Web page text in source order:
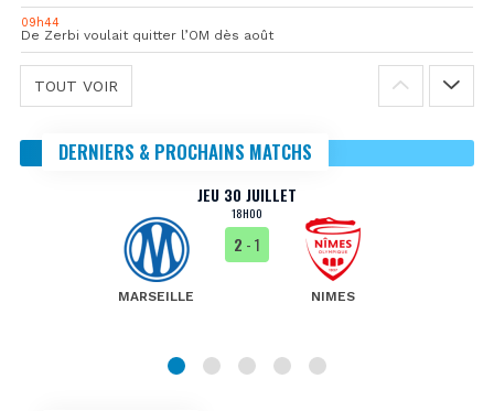
09h44
De Zerbi voulait quitter l’OM dès août
TOUT VOIR
DERNIERS & PROCHAINS MATCHS
JEU 30 JUILLET
18H00
MARSEILLE
2 - 1
NIMES